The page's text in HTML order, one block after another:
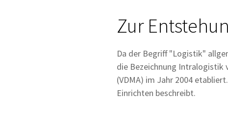
Zur
Da der Begriff "Logistik"
die Bezeichnung Intralogistik
(VDMA) im Jahr 2004
Einrichten beschreibt.